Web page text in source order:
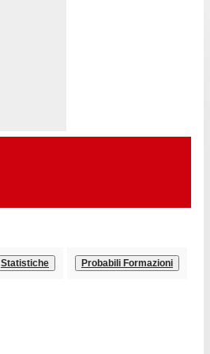
Statistiche Probabili Formazioni